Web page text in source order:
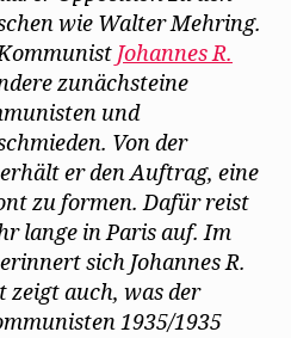
im
Exil
wie Walter Mehring.
Johannes R.
zunächsteine
und
Von der
er den Auftrag, eine
zu formen. Dafür reist
lange in Paris auf. Im
sich Johannes R.
zeigt auch, was der
1935/1935